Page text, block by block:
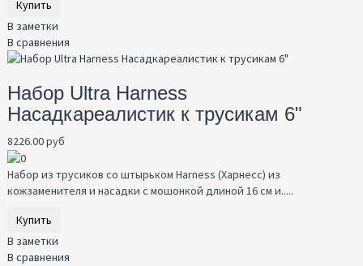
Купить
В заметки
В сравнения
Набор Ultra Harness
Насадкареалистик к трусикам 6"
8226.00 руб
Набор из трусиков со штырьком Harness (Харнесс) из
кожзаменителя и насадки с мошонкой длиной 16 см и.....
Купить
В заметки
В сравнения